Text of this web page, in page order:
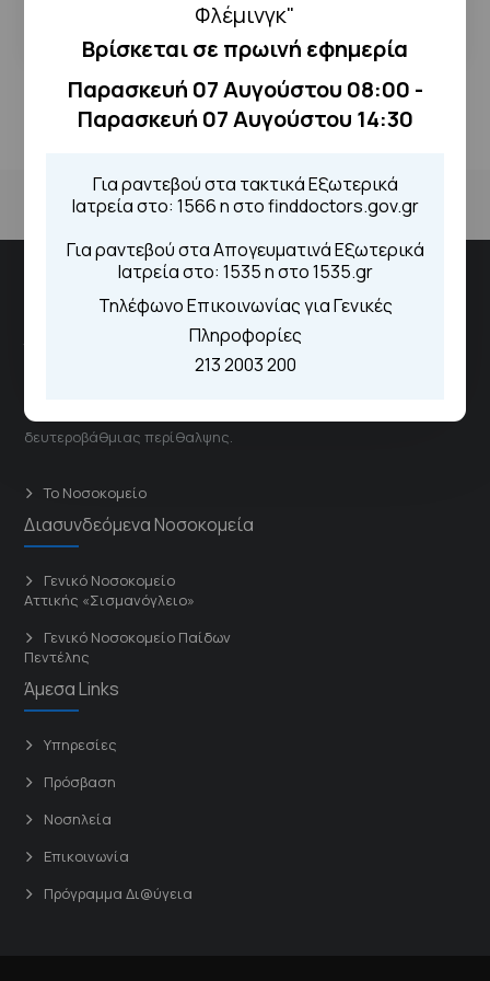
Φλέμινγκ"
Βρίσκεται σε πρωινή εφημερία
Παρασκευή 07 Αυγούστου 08:00 -
Παρασκευή 07 Αυγούστου 14:30
Για ραντεβού στα τακτικά Εξωτερικά
Ιατρεία στο: 1566 η στο finddoctors.gov.gr
Για ραντεβού στα Απογευματινά Εξωτερικά
Ιατρεία στο: 1535 η στο 1535.gr
Τηλέφωνο Επικοινωνίας για Γενικές
Πληροφορίες
213 2003 200
Νοσοκομειακή Μονάδα "Αμαλία Φλέμιγκ"
Το νοσοκομείο αποτελεί έναν δυναμικό και ουσιαστικό
πυλώνα του Εθνικού Συστήματος Υγείας, παρέχοντας
ολοκληρωμένες υπηρεσίες πρωτοβάθμιας και
δευτεροβάθμιας περίθαλψης.
Το Νοσοκομείο
Διασυνδεόμενα Νοσοκομεία
Γενικό Νοσοκομείο
Αττικής «Σισμανόγλειο»
Γενικό Νοσοκομείο Παίδων
Πεντέλης
Άμεσα Links
Υπηρεσίες
Πρόσβαση
Νοσηλεία
Επικοινωνία
Πρόγραμμα Δι@ύγεια